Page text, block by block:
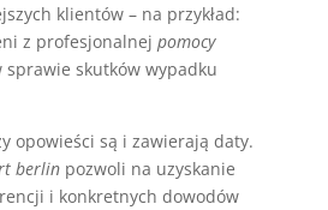
klientów – na przykład:
z profesjonalnej pomocy
skutków wypadku
opowieści są i zawierają daty.
berlinpozwoli na uzyskanie
i konkretnych dowodów